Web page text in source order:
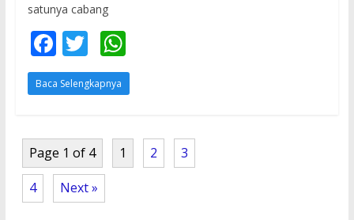
satunya cabang
F
ac
e
o
o
k
T
w
itt
W
h
at
A
p
Baca Selengkapnya
Page 1 of 4 1 2 3
4 Next »